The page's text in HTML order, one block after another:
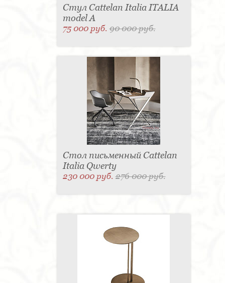
Стул Cattelan Italia ITALIA
model A
75 000 руб.90 000 руб.
Стол письменный Cattelan
Italia Qwerty
230 000 руб.276 000 руб.